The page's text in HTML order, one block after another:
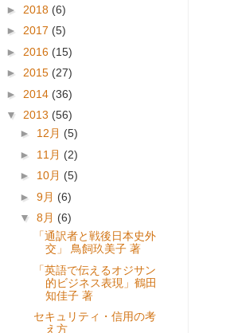
► 2018 (6)
► 2017 (5)
► 2016 (15)
► 2015 (27)
► 2014 (36)
▼ 2013 (56)
► 12月 (5)
► 11月 (2)
► 10月 (5)
► 9月 (6)
▼ 8月 (6)
「通訳者と戦後日本史外
交」 鳥飼玖美子 著
「英語で伝えるオジサン
的ビジネス表現」鶴田
知佳子 著
セキュリティ・信用の考
え方